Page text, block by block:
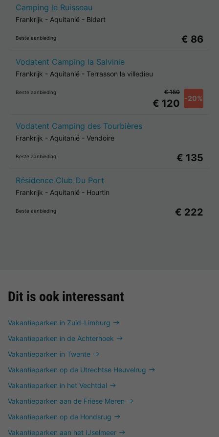
Camping le Ruisseau
Frankrijk - Aquitanië - Bidart
Beste aanbieding € 86
Vodatent Camping la Salvinie
Frankrijk - Aquitanië - Terrasson la villedieu
Beste aanbieding
€ 120 -20%
€ 150
Vodatent Camping des Tourbières
Frankrijk - Aquitanië - Vendoire
Beste aanbieding € 135
Résidence Club Du Port
Frankrijk - Aquitanië - Hourtin
Beste aanbieding € 222
Dit is ook interessant
Vakantieparken in Zuid-Limburg
Vakantieparken in de Achterhoek
Vakantieparken in Twente
Vakantieparken op de Utrechtse Heuvelrug
Vakantieparken in het Vechtdal
Vakantieparken aan de Friese Meren
Vakantieparken op de Hondsrug
Vakantieparken aan het IJselmeer